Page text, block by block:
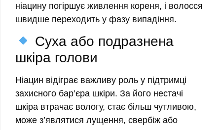
ніацину погіршує живлення кореня, і волосся
швидше переходить у фазу випадіння.
Суха або подразнена
шкіра голови
Ніацин відіграє важливу роль у підтримці
захисного бар’єра шкіри. За його нестачі
шкіра втрачає вологу, стає більш чутливою,
може з’являтися лущення, свербіж або